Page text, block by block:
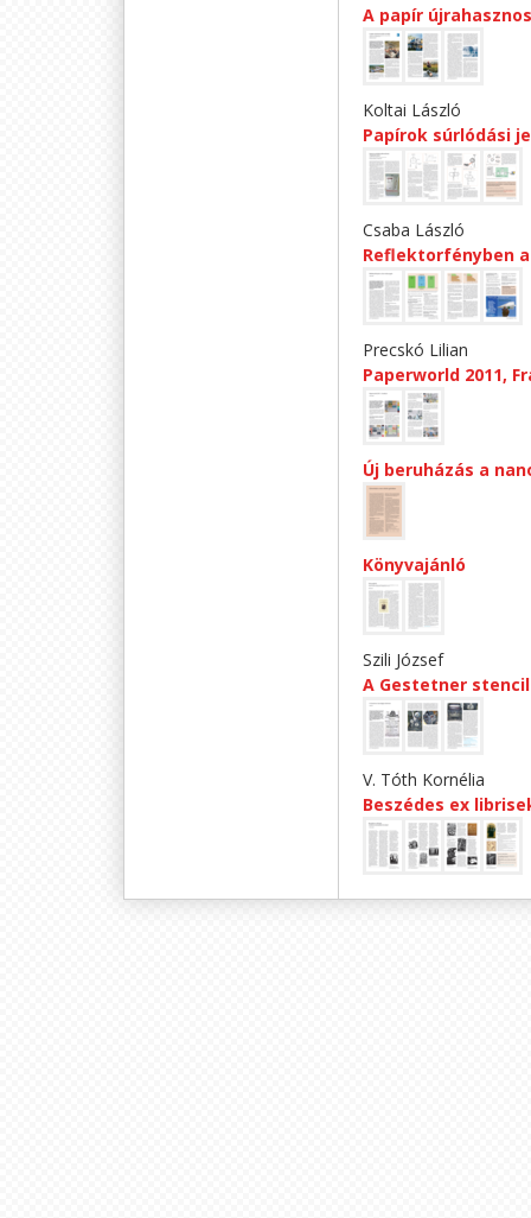
A papír
Koltai László
Papírok súrlódási
Csaba László
Reflektorfényben
Precskó Lilian
Paperworld 2011,
Új beruházás a
Könyvajánló
Szili József
A Gestetner
V. Tóth Kornélia
Beszédes ex